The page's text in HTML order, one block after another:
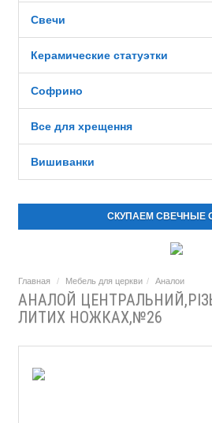
Свечи
Керамические статуэтки
Софрино
Все для хрещення
Вишиванки
СКУПАЕМ СВЕЧНЫЕ
Главная Мебель для церкви Аналои
АНАЛОЙ
ЛИТИХ НОЖКАХ,№26